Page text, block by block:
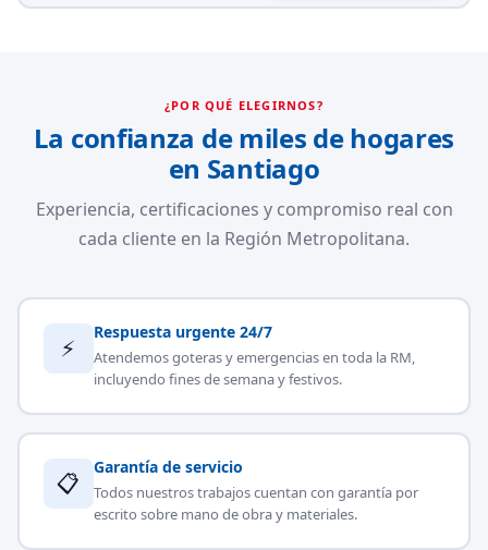
¿POR QUÉ ELEGIRNOS?
La confianza de miles de hogares
en Santiago
Experiencia, certificaciones y compromiso real con
cada cliente en la Región Metropolitana.
⚡
Respuesta urgente 24/7
Atendemos goteras y emergencias en toda la RM,
incluyendo fines de semana y festivos.
📋
Garantía de servicio
Todos nuestros trabajos cuentan con garantía por
escrito sobre mano de obra y materiales.